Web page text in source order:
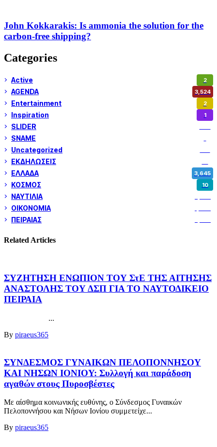
John Kokkarakis: Is ammonia the solution for the
carbon-free shipping?
Categories
Active 2
AGENDA 3,524
Entertainment 2
Inspiration 1
SLIDER
SNAME
Uncategorized
ΕΚΔΗΛΩΣΕΙΣ
ΕΛΛΑΔΑ 3,645
ΚΟΣΜΟΣ 10
ΝΑΥΤΙΛΙΑ
ΟΙΚΟΝΟΜΙΑ
ΠΕΙΡΑΙΑΣ
Related Articles
ΣΥΖΗΤΗΣΗ ΕΝΩΠΙΟΝ ΤΟΥ ΣτΕ ΤΗΣ ΑΙΤΗΣΗΣ
ΑΝΑΣΤΟΛΗΣ ΤΟΥ ΔΣΠ ΓΙΑ ΤΟ ΝΑΥΤΟΔΙΚΕΙΟ
ΠΕΙΡΑΙΑ
...
By piraeus365
ΣΥΝΔΕΣΜΟΣ ΓΥΝΑΙΚΩΝ ΠΕΛΟΠΟΝΝΗΣΟΥ
ΚΑΙ ΝΗΣΩΝ ΙΟΝΙΟΥ: Συλλογή και παράδοση
αγαθών στους Πυροσβέστες
Με αίσθημα κοινωνικής ευθύνης, ο Σύνδεσμος Γυναικών
Πελοποννήσου και Νήσων Ιονίου συμμετείχε...
By piraeus365